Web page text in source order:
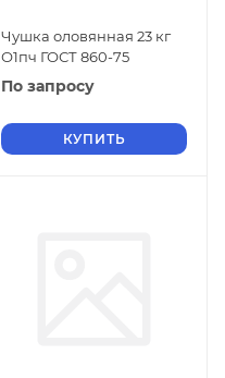
Чушка оловянная 23 кг
О1пч ГОСТ 860-75
По запросу
КУПИТЬ